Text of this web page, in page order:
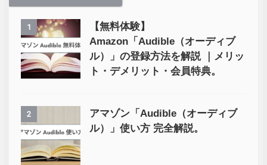
1
【無料体験】
Amazon「Audible（オーディブ
ル）」の登録方法を解説 ｜メリッ
ト・デメリット・会員特典。
2
アマゾン「Audible（オーディブ
ル）」使い方 完全解説。